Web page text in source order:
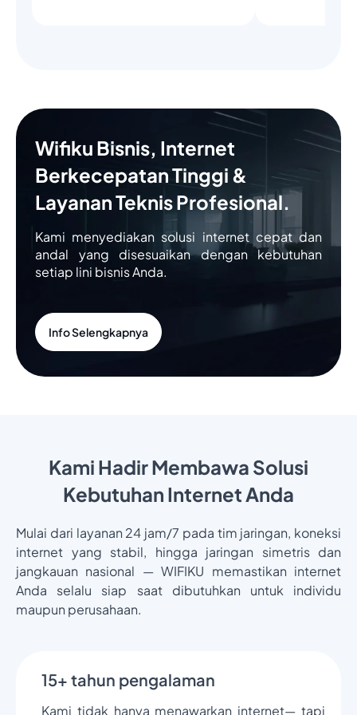
Wifiku Bisnis, Internet
Berkecepatan Tinggi &
Layanan Teknis Profesional.
Kami menyediakan solusi internet cepat dan
andal yang disesuaikan dengan kebutuhan
setiap lini bisnis Anda.
Info Selengkapnya
Kami Hadir Membawa Solusi
Kebutuhan Internet Anda
Mulai dari layanan 24 jam/7 pada tim jaringan, koneksi
internet yang stabil, hingga jaringan simetris dan
jangkauan nasional — WIFIKU memastikan internet
Anda selalu siap saat dibutuhkan untuk individu
maupun perusahaan.
15+ tahun pengalaman
Kami tidak hanya menawarkan internet— tapi